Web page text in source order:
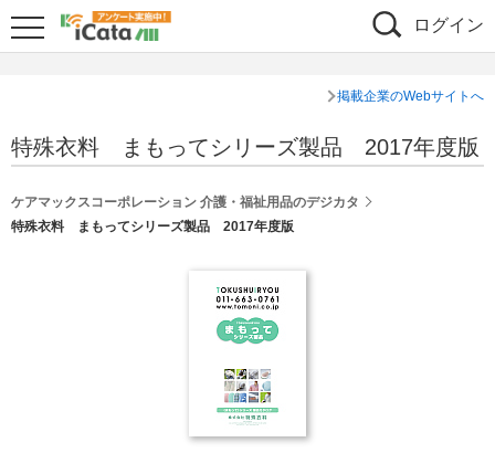
ログイン
掲載企業のWebサイトへ
特殊衣料 まもってシリーズ製品 2017年度版
ケアマックスコーポレーション 介護・福祉用品のデジカタ
特殊衣料 まもってシリーズ製品 2017年度版